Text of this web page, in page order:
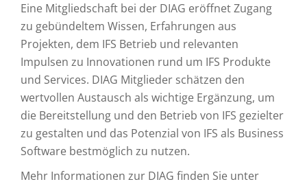
Eine Mitgliedschaft bei der DIAG eröffnet Zugang
zu gebündeltem Wissen, Erfahrungen aus
Projekten, dem IFS Betrieb und relevanten
Impulsen zu Innovationen rund um IFS Produkte
und Services. DIAG Mitglieder schätzen den
wertvollen Austausch als wichtige Ergänzung, um
die Bereitstellung und den Betrieb von IFS gezielter
zu gestalten und das Potenzial von IFS als Business
Software bestmöglich zu nutzen.
Mehr Informationen zur DIAG finden Sie unter